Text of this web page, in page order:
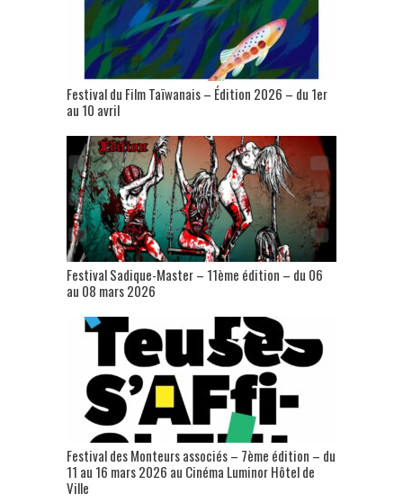
Festival du Film Taïwanais – Édition 2026 – du 1er
au 10 avril
Festival Sadique-Master – 11ème édition – du 06
au 08 mars 2026
Festival des Monteurs associés – 7ème édition – du
11 au 16 mars 2026 au Cinéma Luminor Hôtel de
Ville